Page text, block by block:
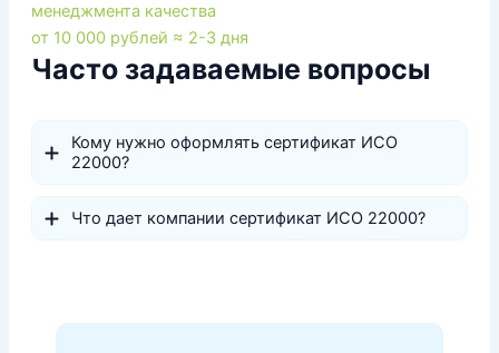
менеджмента качества
от 10 000 рублей ≈ 2-3 дня
Часто задаваемые вопросы
Кому нужно оформлять сертификат ИСО
22000?
Что дает компании сертификат ИСО 22000?